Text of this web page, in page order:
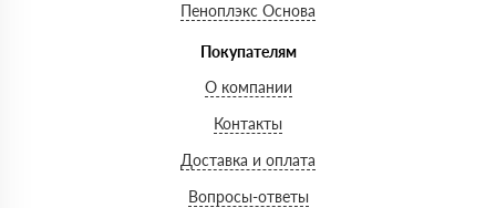
Пеноплэкс Основа
Покупателям
О компании
Контакты
Доставка и оплата
Вопросы-ответы